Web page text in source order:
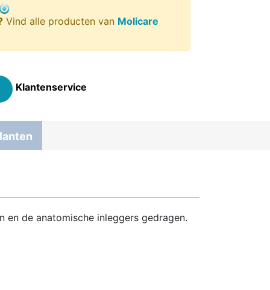
Vind alle producten van Molicare
Klantenservice
de anatomische inleggers gedragen.